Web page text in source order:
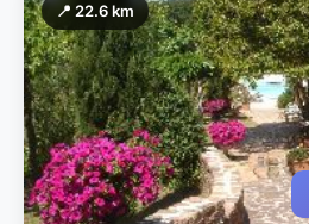
📍 22.6 km